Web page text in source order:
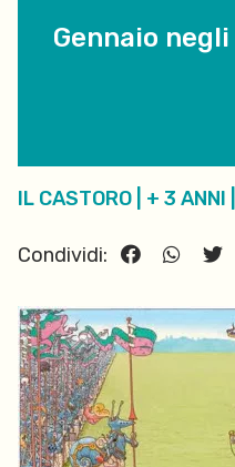
Gennaio
IL CASTORO + 3 ANNI
Condividi: